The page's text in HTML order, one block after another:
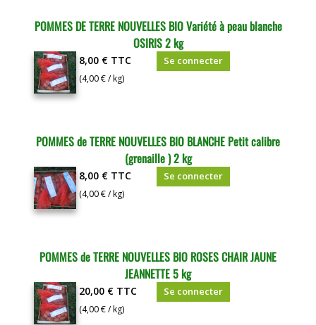
POMMES DE TERRE NOUVELLES BIO Variété à peau blanche
OSIRIS 2 kg
8,00 € TTC
(4,00 € / kg)
Se connecter
POMMES de TERRE NOUVELLES BIO BLANCHE Petit calibre
(grenaille ) 2 kg
8,00 € TTC
(4,00 € / kg)
Se connecter
POMMES de TERRE NOUVELLES BIO ROSES CHAIR JAUNE
JEANNETTE 5 kg
20,00 € TTC
(4,00 € / kg)
Se connecter